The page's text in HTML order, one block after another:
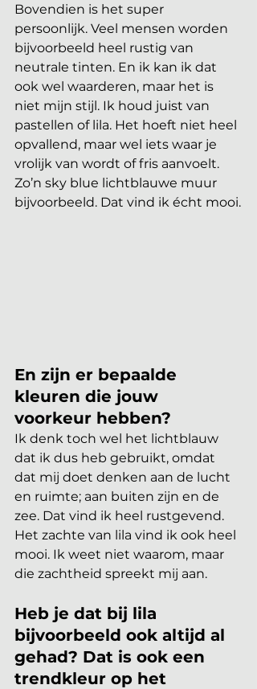
Bovendien is het super
persoonlijk. Veel mensen worden
bijvoorbeeld heel rustig van
neutrale tinten. En ik kan ik dat
ook wel waarderen, maar het is
niet mijn stijl. Ik houd juist van
pastellen of lila. Het hoeft niet heel
opvallend, maar wel iets waar je
vrolijk van wordt of fris aanvoelt.
Zo’n sky blue lichtblauwe muur
bijvoorbeeld. Dat vind ik écht mooi.
En zijn er bepaalde
kleuren die jouw
voorkeur hebben?
Ik denk toch wel het lichtblauw
dat ik dus heb gebruikt, omdat
dat mij doet denken aan de lucht
en ruimte; aan buiten zijn en de
zee. Dat vind ik heel rustgevend.
Het zachte van lila vind ik ook heel
mooi. Ik weet niet waarom, maar
die zachtheid spreekt mij aan.
Heb je dat bij lila
bijvoorbeeld ook altijd al
gehad? Dat is ook een
trendkleur op het